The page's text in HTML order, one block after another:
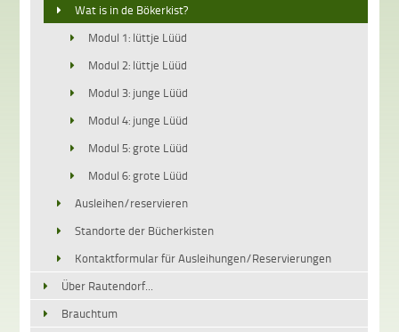
Wat is in de Bökerkist?
Modul 1: lüttje Lüüd
Modul 2: lüttje Lüüd
Modul 3: junge Lüüd
Modul 4: junge Lüüd
Modul 5: grote Lüüd
Modul 6: grote Lüüd
Ausleihen/reservieren
Standorte der Bücherkisten
Kontaktformular für Ausleihungen/Reservierungen
Über Rautendorf...
Brauchtum